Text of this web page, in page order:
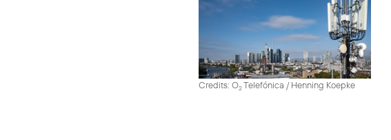
Credits: O2Telefónica / Henning Koepke